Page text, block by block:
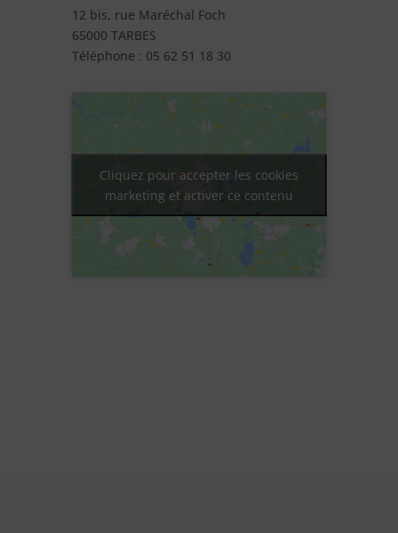
12 bis, rue Maréchal Foch
65000 TARBES
Téléphone : 05 62 51 18 30
Cliquez pour accepter les cookies
marketing et activer ce contenu